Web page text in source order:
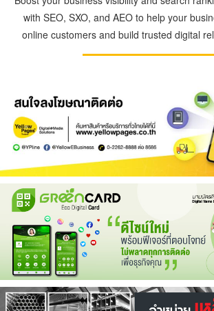
with SEO, SXO, and AEO to help your
online customers and build trusted digital